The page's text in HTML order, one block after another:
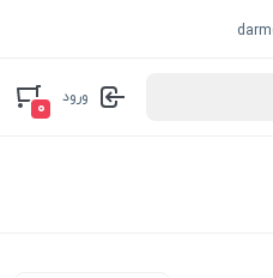
ورود
۰